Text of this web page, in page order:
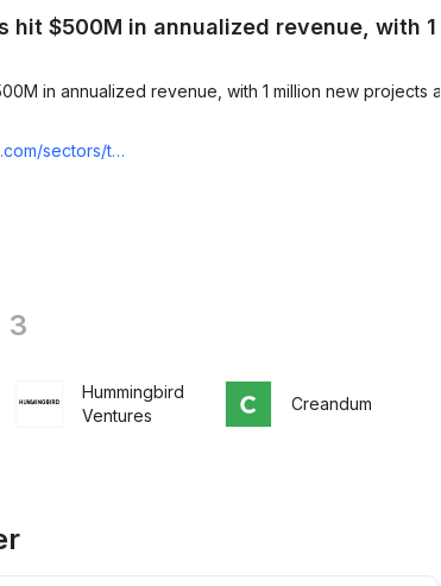
hit $500M in annualized revenue, with 1
in annualized revenue, with 1 million new projects a
hit-500m-annualized-130000226.html
3
Hummingbird
Ventures
Creandum